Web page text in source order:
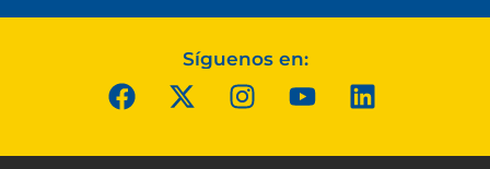
Síguenos en: